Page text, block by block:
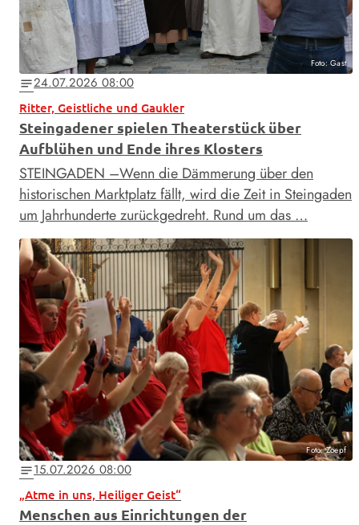
Foto: Gast
notes24.07.2026 08:00
Ritter, Geistliche und Gaukler
Steingadener spielen Theaterstück über
Aufblühen und Ende ihres Klosters
STEINGADEN –Wenn die Dämmerung über den
historischen Marktplatz fällt, wird die Zeit in Steingaden
um Jahrhunderte zurückgedreht. Rund um das …
Foto: Zoepf
notes15.07.2026 08:00
„Atme in uns, Heiliger Geist“
Menschen aus Einrichtungen der